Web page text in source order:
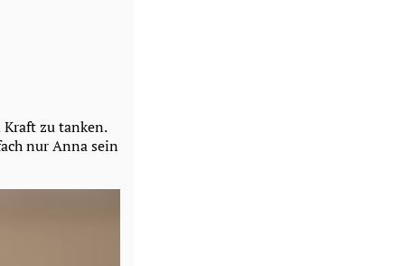
zu tanken.
nur Anna sein